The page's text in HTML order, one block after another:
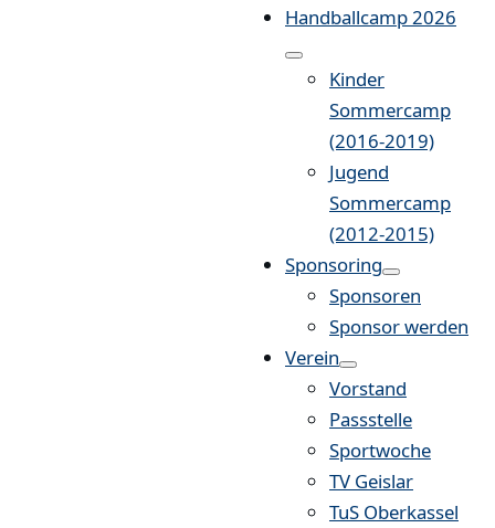
Handballcamp 2026
Kinder
Sommercamp
(2016-2019)
Jugend
Sommercamp
(2012-2015)
Sponsoring
Sponsoren
Sponsor werden
Verein
Vorstand
Passstelle
Sportwoche
TV Geislar
TuS Oberkassel